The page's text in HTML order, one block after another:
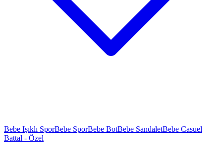
Bebe Işıklı SporBebe SporBebe BotBebe SandaletBebe Casuel
Battal - Özel